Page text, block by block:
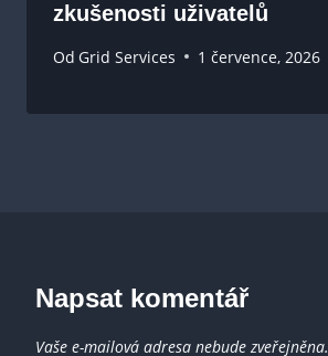
zkušenosti uživatelů
Od Grid Services 1 července, 2026
Napsat komentář
Vaše e-mailová adresa nebude zveřejněna.